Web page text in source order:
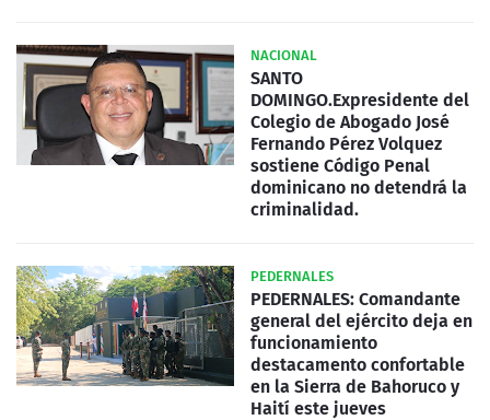
NACIONAL
SANTO
DOMINGO.Expresidente del
Colegio de Abogado José
Fernando Pérez Volquez
sostiene Código Penal
dominicano no detendrá la
criminalidad.
PEDERNALES
PEDERNALES: Comandante
general del ejército deja en
funcionamiento
destacamento confortable
en la Sierra de Bahoruco y
Haití este jueves